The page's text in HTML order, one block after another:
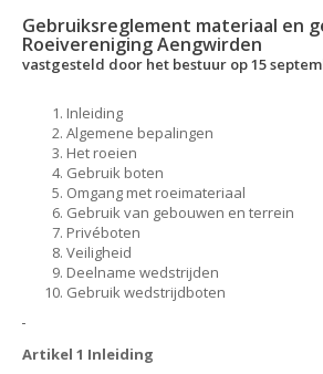
Gebruiksreglement materiaal en
Roeivereniging Aengwirden
vastgesteld door het bestuur op 15
Inleiding
Algemene bepalingen
Het roeien
Gebruik boten
Omgang met roeimateriaal
Gebruik van gebouwen en terrein
Privéboten
Veiligheid
Deelname wedstrijden
Gebruik wedstrijdboten
Artikel 1 Inleiding